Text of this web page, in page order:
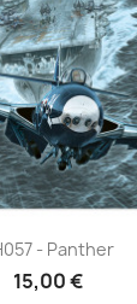
rapide
- Panther
15,00 €